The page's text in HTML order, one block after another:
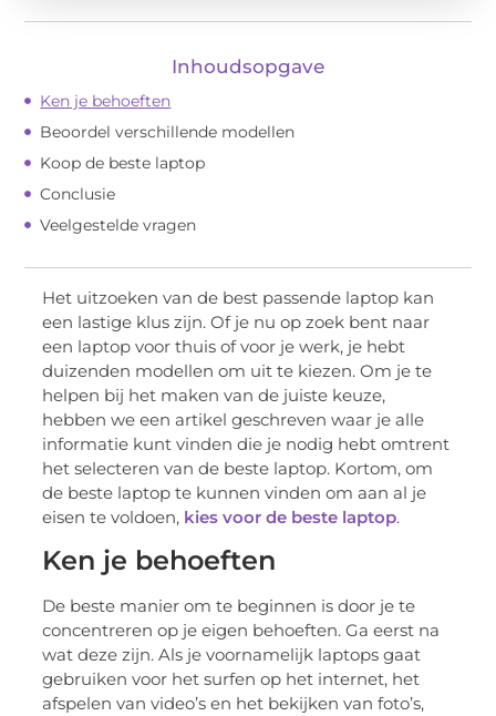
Inhoudsopgave
Ken je behoeften
Beoordel verschillende modellen
Koop de beste laptop
Conclusie
Veelgestelde vragen
Het uitzoeken van de best passende laptop kan
een lastige klus zijn. Of je nu op zoek bent naar
een laptop voor thuis of voor je werk, je hebt
duizenden modellen om uit te kiezen. Om je te
helpen bij het maken van de juiste keuze,
hebben we een artikel geschreven waar je alle
informatie kunt vinden die je nodig hebt omtrent
het selecteren van de beste laptop. Kortom, om
de beste laptop te kunnen vinden om aan al je
eisen te voldoen, kies voor de beste laptop.
Ken je behoeften
De beste manier om te beginnen is door je te
concentreren op je eigen behoeften. Ga eerst na
wat deze zijn. Als je voornamelijk laptops gaat
gebruiken voor het surfen op het internet, het
afspelen van video’s en het bekijken van foto’s,